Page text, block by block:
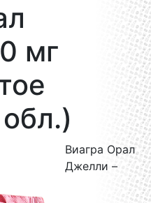
мг
Виагра Орал
Джелли –